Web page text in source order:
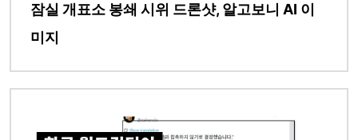
잠실 개표소 봉쇄 시위 드론샷, 알고보니 AI 이
미지